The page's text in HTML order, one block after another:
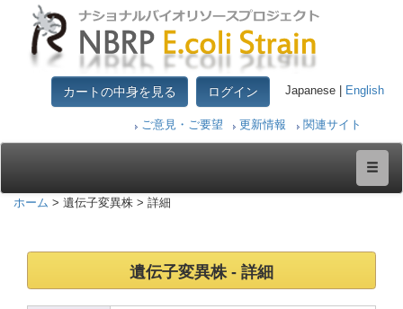
カートの中身を見る ログイン Japanese | English
ご意見・ご要望 更新情報 関連サイト
ホーム > 遺伝子変異株 > 詳細
遺伝子変異株 - 詳細